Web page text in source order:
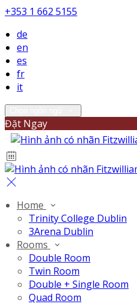
+353 1 662 5155
de
en
es
fr
it
Đặt Ngay
Home
Trinity College Dublin
3Arena Dublin
Rooms
Double Room
Twin Room
Double + Single Room
Quad Room